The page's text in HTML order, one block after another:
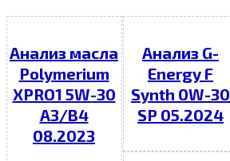
Анализ масла
Polymerium
XPRO1 5W-30
A3/B4
08.2023
Анализ G-
Energy F
Synth 0W-30
SP 05.2024